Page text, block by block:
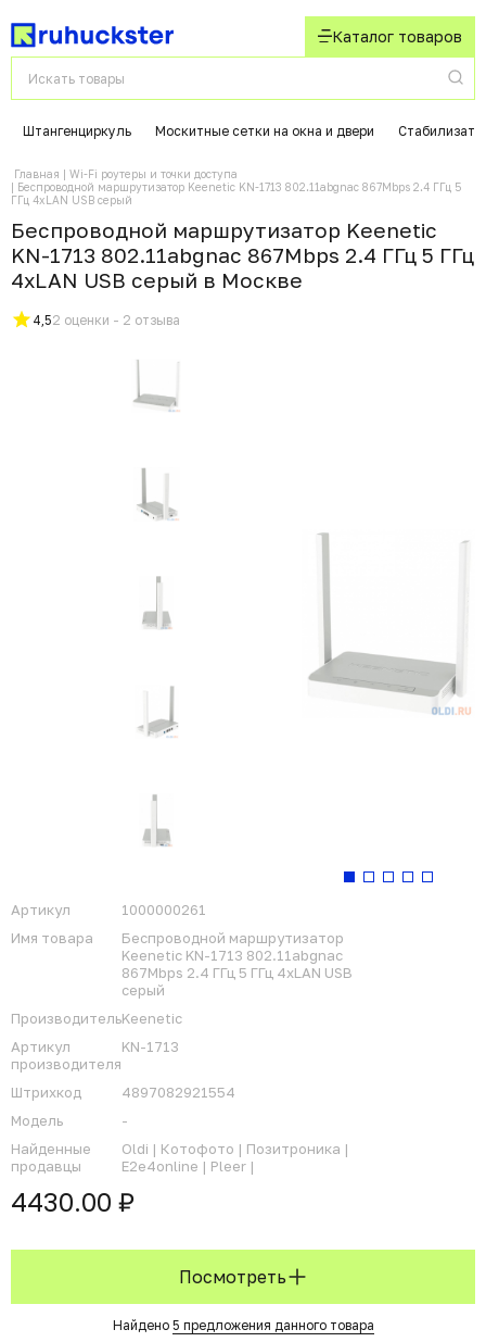
Каталог товаров
Штангенциркуль Москитные сетки на окна и двери
Главная
Wi-Fi роутеры и точки доступа
Беспроводной маршрутизатор Keenetic KN-1713 802.11abgnac 867Mbps 2.4 ГГц 5
ГГц 4xLAN USB серый
Беспроводной маршрутизатор Keenetic
KN-1713 802.11abgnac 867Mbps 2.4 ГГц 5 ГГц
4xLAN USB серый в Москвe
4,52 оценки - 2 отзыва
Артикул
1000000261
Имя товара
Беспроводной маршрутизатор
Keenetic KN-1713 802.11abgnac
867Mbps 2.4 ГГц 5 ГГц 4xLAN USB
серый
ПроизводительKeenetic
Артикул
производителя
KN-1713
Штрихкод
4897082921554
Модель
-
Найденные
продавцы
Oldi | Котофото | Позитроника |
E2e4online | Pleer |
4430.00 ₽
Посмотреть
Найдено 5 предложения данного товара